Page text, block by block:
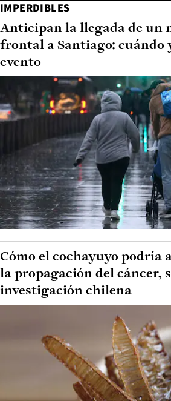
IMPERDIBLES
Anticipan la llegada de un
frontal a Santiago: cuándo
evento
Cómo el cochayuyo podría
la propagación del cáncer,
investigación chilena